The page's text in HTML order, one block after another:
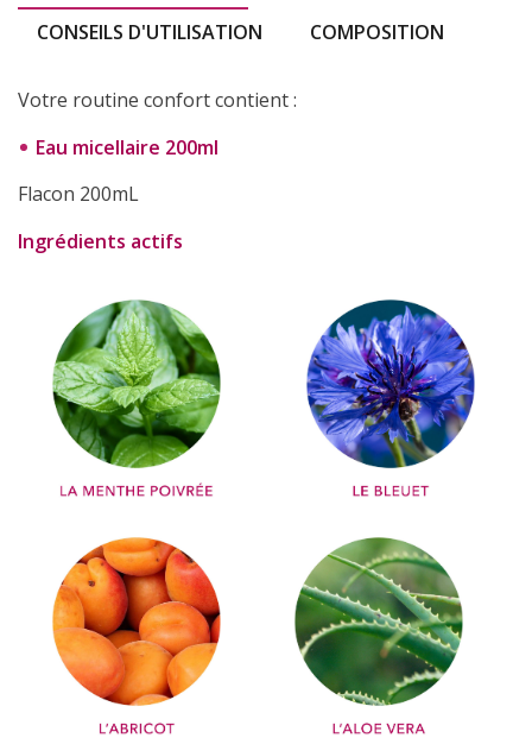
CONSEILS D'UTILISATION
COMPOSITION
Votre routine confort contient :
Eau micellaire 200ml
Flacon 200mL
Ingrédients actifs